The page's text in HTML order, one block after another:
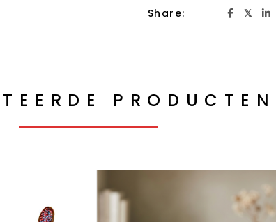
Share:
PRODUCTEN